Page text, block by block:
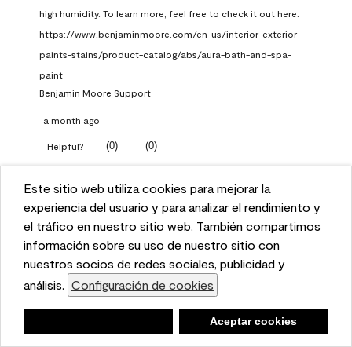
This website uses cookies to enhance user experience
and to analyze performance and traffic on our website.
We also share information about your use of our site
with our social media, advertising, and analytics
partners. Cookie Settings
Accept Cookies
Este sitio web utiliza cookies para mejorar la
experiencia del usuario y para analizar el rendimiento y
el tráfico en nuestro sitio web. También compartimos
información sobre su uso de nuestro sitio con
nuestros socios de redes sociales, publicidad y
análisis. Configuración de cookies
Aceptar cookies
high humidity. To learn more, feel free to check it out here:
https://www.benjaminmoore.com/en-us/interior-exterior-
paints-stains/product-catalog/abs/aura-bath-and-spa-
paint
Benjamin Moore Support
a month ago
Helpful? (0) (0)
Q: What Aura paint color
should I use in north facing
entryway?
a month ago